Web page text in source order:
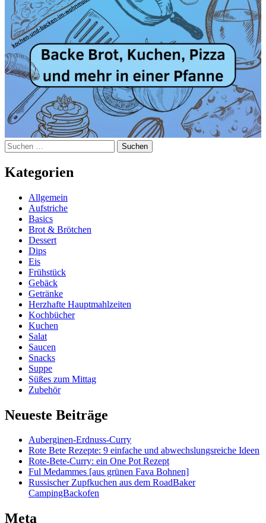
Suchen
nach:
Kategorien
Allgemein
Aufstriche
Basics
Brot & Brötchen
Dessert
Dips
Eis
Frühstück
Gebäck
Getränke
Herzhafte Hauptmahlzeiten
Kochbücher
Kuchen
Salat
Saucen
Snacks
Suppe
Süßes zum Mittag
Zubehör
Neueste Beiträge
Auberginen-Erdnuss-Curry
Rote Bete Rezepte: 9 einfache und abwechslungsreiche Ideen
Rote-Bete-Curry: ein One Pot Rezept
Ful Medammes [aus grünen Fava Bohnen]
Russischer Zupfkuchen aus dem RoadBaker
CampingBackofen
Meta